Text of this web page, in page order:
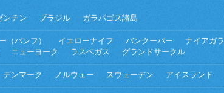
ンチン ブラジル ガラパゴス諸島
（バンフ） イエローナイフ バンクーバー ナイアガラ
ニューヨーク ラスベガス グランドサークル
デンマーク ノルウェー スウェーデン アイスランド